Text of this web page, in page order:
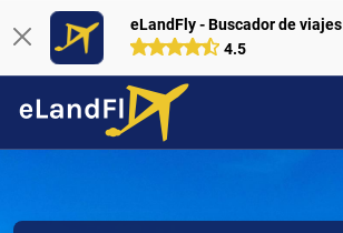
eLandFly - Buscador de viajes
4.5